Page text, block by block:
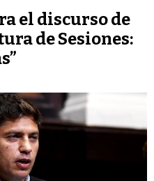
el discurso de
de Sesiones: